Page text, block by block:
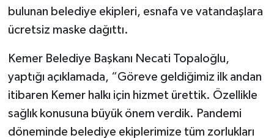
bulunan belediye ekipleri, esnafa ve vatandaşlara
ücretsiz maske dağıttı.
Kemer Belediye Başkanı Necati Topaloğlu,
yaptığı açıklamada, “Göreve geldiğimiz ilk andan
itibaren Kemer halkı için hizmet ürettik. Özellikle
sağlık konusuna büyük önem verdik. Pandemi
döneminde belediye ekiplerimize tüm zorlukları